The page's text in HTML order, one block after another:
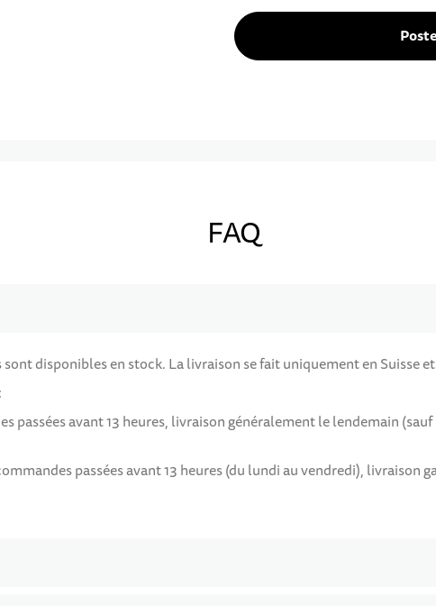
FAQ
disponibles en stock. La livraison se fait uniquement en Suisse
passées avant 13 heures, livraison généralement le lendemain
passées avant 13 heures (du lundi au vendredi), livraison